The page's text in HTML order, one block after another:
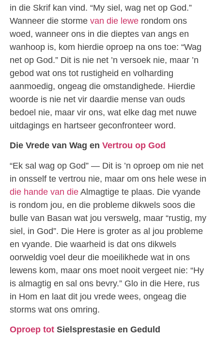
in die Skrif kan vind. “My siel, wag net op God.”
Wanneer die storme van die lewe rondom ons
woed, wanneer ons in die dieptes van angs en
wanhoop is, kom hierdie oproep na ons toe: “Wag
net op God.” Dit is nie net ’n versoek nie, maar ’n
gebod wat ons tot rustigheid en volharding
aanmoedig, ongeag die omstandighede. Hierdie
woorde is nie net vir daardie mense van ouds
bedoel nie, maar vir ons, wat elke dag met nuwe
uitdagings en hartseer geconfronteer word.
Die Vrede van Wag en Vertrou op God
“Ek sal wag op God” — Dit is ’n oproep om nie net
in onsself te vertrou nie, maar om ons hele wese in
die hande van die Almagtige te plaas. Die vyande
is rondom jou, en die probleme dikwels soos die
bulle van Basan wat jou verswelg, maar “rustig, my
siel, in God”. Die Here is groter as al jou probleme
en vyande. Die waarheid is dat ons dikwels
oorweldig voel deur die moeilikhede wat in ons
lewens kom, maar ons moet nooit vergeet nie: “Hy
is almagtig en sal ons bevry.” Glo in die Here, rus
in Hom en laat dit jou vrede wees, ongeag die
storms wat ons omring.
Oproep tot Sielsprestasie en Geduld